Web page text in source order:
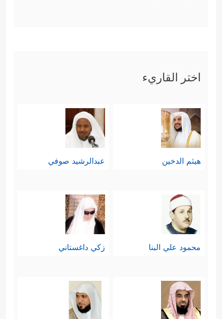
اختر القاريء
هيثم الدخين عبدالرشيد صوفي
محمود علي البنا زكي داغستاني